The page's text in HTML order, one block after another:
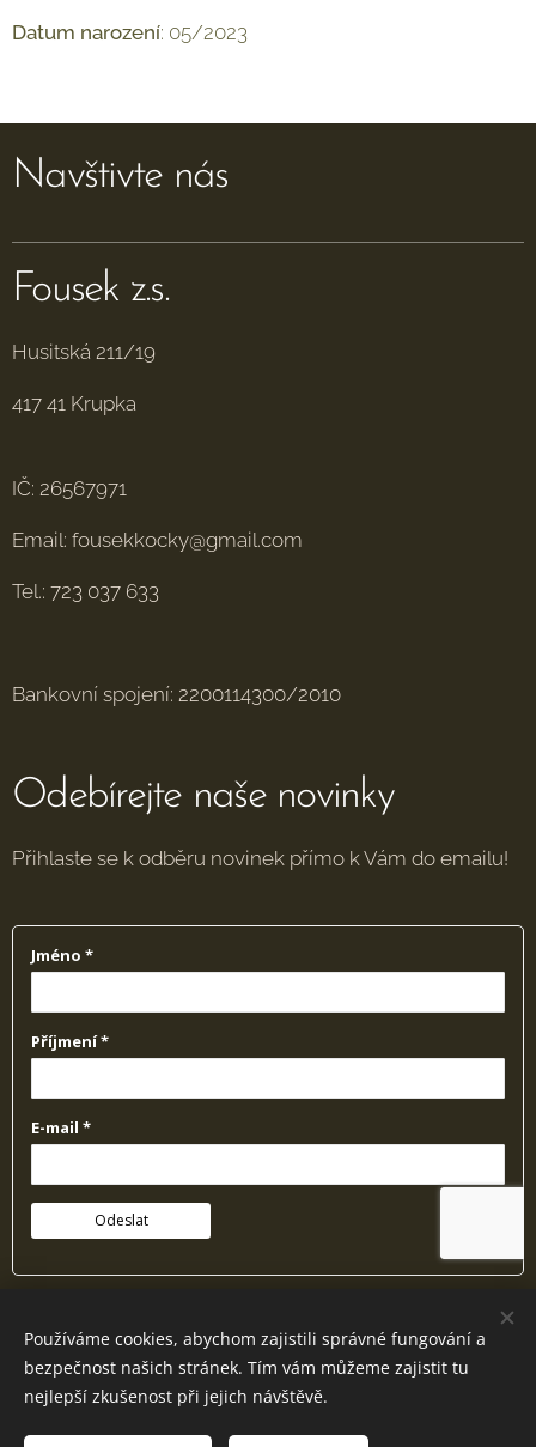
Datum narození: 05/2023
Navštivte nás
Fousek z.s.
Husitská 211/19
417 41 Krupka
IČ: 26567971
Email: fousekkocky@gmail.com
Tel.: 723 037 633
Bankovní spojení: 2200114300/2010
Odebírejte naše novinky
Přihlaste se k odběru novinek přímo k Vám do emailu!
výmaz. Více informací naleznete v našich zásadách ochrany osobních údajů.
Používáme cookies, abychom zajistili správné fungování a
bezpečnost našich stránek. Tím vám můžeme zajistit tu
nejlepší zkušenost při jejich návštěvě.